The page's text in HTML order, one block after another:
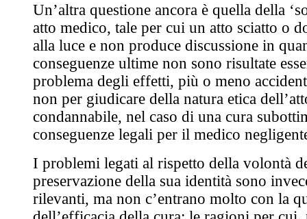
Un’altra questione ancora è quella della
atto medico, tale per cui un atto sciatto o
alla luce e non produce discussione in
conseguenze ultime non sono risultate
problema degli effetti, più o meno
non per giudicare della natura etica
condannabile, nel caso di una cura
conseguenze legali per il medico
I problemi legati al rispetto della volontà
preservazione della sua identità sono
rilevanti, ma non c’entrano molto con la